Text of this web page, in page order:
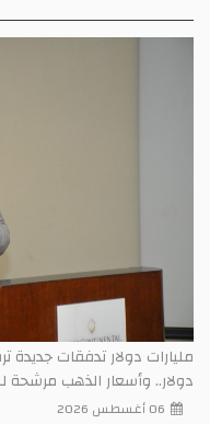
دولار.. وأسعار الذهب مرشحة للوصول إلى
06 أغسطس 2026